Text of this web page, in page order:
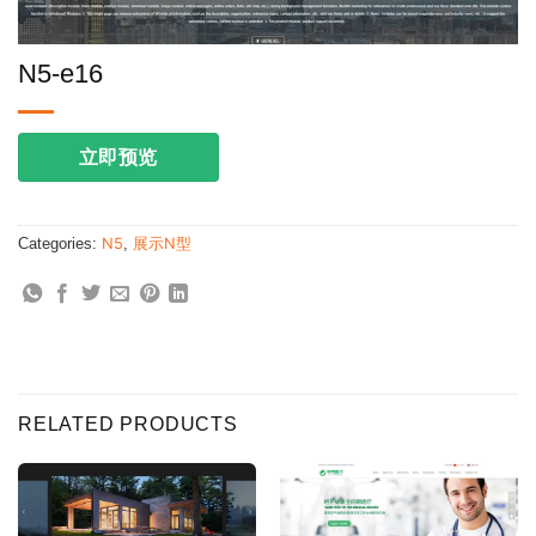
N5-e16
立即预览
Categories: N5, 展示N型
RELATED PRODUCTS